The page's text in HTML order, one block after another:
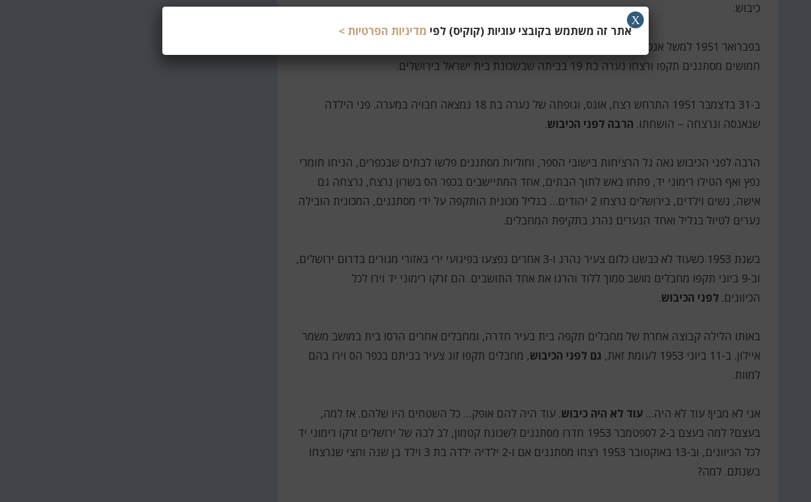
כיבוש:
חמושים מסתננים תקפו ורצחו נערה בת 19 בביתה שבשכונת בית ישראל בירושלים.
ב-31 בדצמבר 1951 התרחש רצח, אונס, וגופתה של נערה בת 18 נמצאה חבויה במערה. פני הילדה
שנאנסה ונרצחה – הושחתו. הרבה לפני הכיבוש.
הרבה לפני הכיבוש גאה גל הרציחות בישובי הספר, וחוליות מסתננים פלשו לבתים שבכפרים, הניחו חומרי
נפץ ואף הטילו רימוני יד, פתחו באש לתוך הבתים, אחד המתיישבים בכפר הס בשרון נרצח, נרצחה גם
אישה, נשים וילדים, בירושלים נרצחו 2 יהודים… בגליל מכונית הותקפה על ידי מסתננים, המכונית הובילה
נערים לטיול בגליל ואחד הנערים נהרג בתקיפת המחבלים.
בשנת 1953 כשעוד לא כבשנו כלום צעיר נהרג ו-3 אחרים נפצעו בפיגועי ירי באזורי מגורים בדרום ירושלים,
וב-9 ביוני תקפו מחבלים מושב סמוך ללוד והרגו את אחד התושבים. הם זרקו רימוני יד וירו לכל
הכיוונים.לפני הכיבוש.
באותו הלילה קבוצה אחרת של מחבלים תקפה בית בעיר חדרה, ומחבלים אחרים הרסו בית במושב משמר
איילון. ב-11 ביוני 1953 לעומת זאת,
גם לפני הכיבוש, מחבלים תקפו זוג צעיר בביתם בכפר הס וירו בהם
למוות.
אני לא מבין! עוד לא היה…עוד לא היה כיבוש. עוד היה להם אופק… כל השטחים היו שלהם. אז למה,
בעצם? למה בעצם ב-2 לספטמבר 1953 חדרו מסתננים לשכונת קטמון, לב לבה של ירושלים זרקו רימוני יד
לכל הכיוונים, וב-13 באוקטובר 1953 רצחו מסתננים אם ו-2 ילדיה ילדה בת 3 וילד בן שנה וחצי שנרצחו
בשנתם. למה?
אתר זה משתמש בקובצי עוגיות (קוקיס) לפי מדיניות הפרטיות >
X